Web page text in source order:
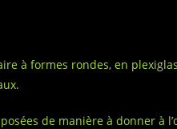
à formes rondes, en
de manière à donner à